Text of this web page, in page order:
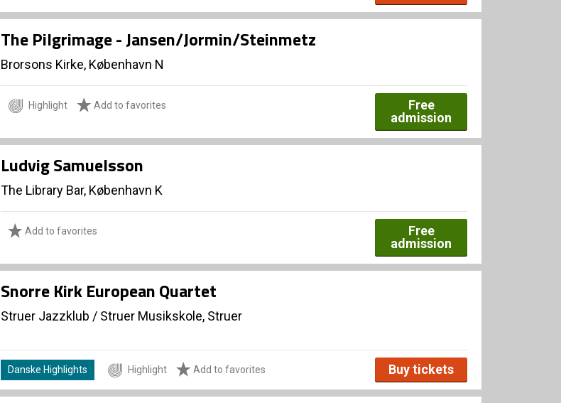
The Pilgrimage - Jansen/Jormin/Steinmetz
Brorsons Kirke, København N
Highlight Add to favorites
Free
admission
Ludvig Samuelsson
The Library Bar, København K
Add to favorites
Free
admission
Snorre Kirk European Quartet
Struer Jazzklub / Struer Musikskole, Struer
Danske Highlights Highlight Add to favorites Buy tickets